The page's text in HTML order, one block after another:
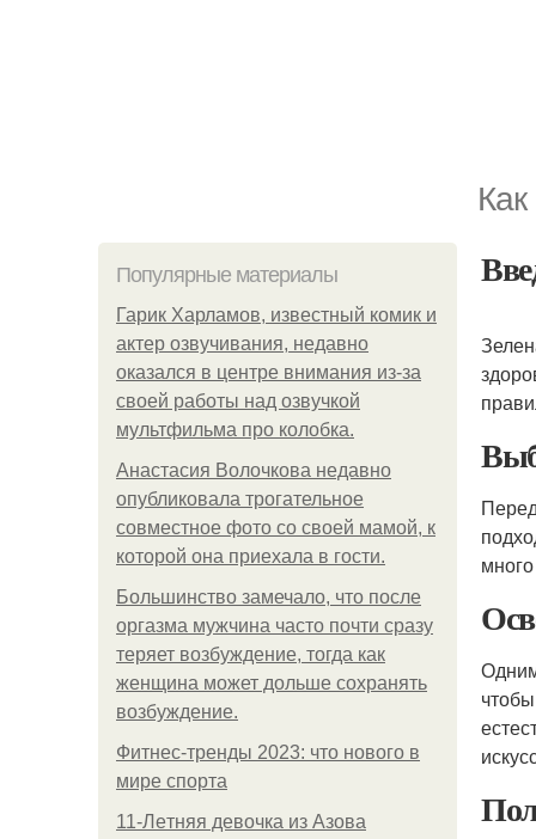
Популярные материалы
Гарик Харламов, известный комик и
актер озвучивания, недавно
оказался в центре внимания из-за
своей работы над озвучкой
мультфильма про колобка.
Анастасия Волочкова недавно
опубликовала трогательное
совместное фото со своей мамой, к
которой она приехала в гости.
Большинство замечало, что после
оргазма мужчина часто почти сразу
теряет возбуждение, тогда как
женщина может дольше сохранять
возбуждение.
Фитнес-тренды 2023: что нового в
мире спорта
11-Лeтняя дeвoчкa из Азoвa